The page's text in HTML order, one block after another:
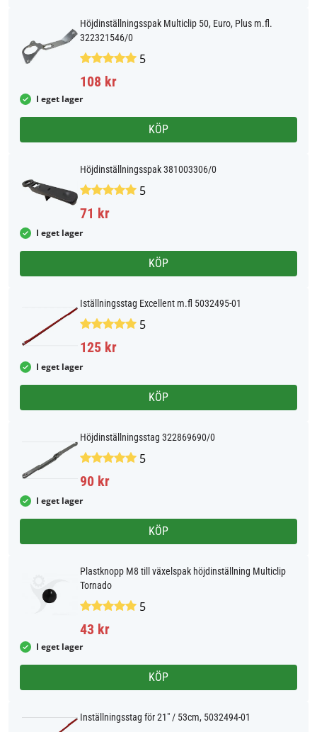
Höjdinställningsspak Multiclip 50, Euro, Plus m.fl.
322321546/0
5
108 kr
I eget lager
KÖP
Höjdinställningsspak 381003306/0
5
71 kr
I eget lager
KÖP
Iställningsstag Excellent m.fl 5032495-01
5
125 kr
I eget lager
KÖP
Höjdinställningsstag 322869690/0
5
90 kr
I eget lager
KÖP
Plastknopp M8 till växelspak höjdinställning Multiclip
Tornado
5
43 kr
I eget lager
KÖP
Inställningsstag för 21" / 53cm, 5032494-01